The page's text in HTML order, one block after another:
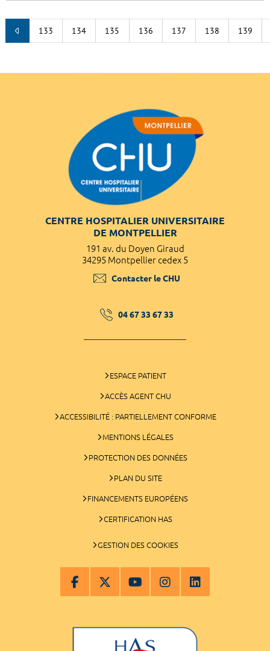
133 134 135 136 137 138 139
CENTRE HOSPITALIER UNIVERSITAIRE
DE MONTPELLIER
191 av. du Doyen Giraud
34295 Montpellier cedex 5
Contacter le CHU
04 67 33 67 33
ESPACE PATIENT
ACCÈS AGENT CHU
ACCESSIBILITÉ : PARTIELLEMENT CONFORME
MENTIONS LÉGALES
PROTECTION DES DONNÉES
PLAN DU SITE
FINANCEMENTS EUROPÉENS
CERTIFICATION HAS
GESTION DES COOKIES